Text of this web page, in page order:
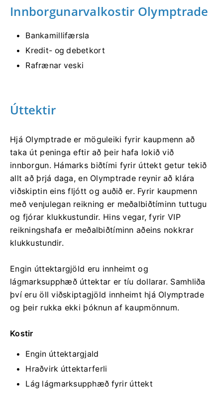
Innborgunarvalkostir Olymptrade
Bankamillifærsla
Kredit- og debetkort
Rafrænar veski
Úttektir
Hjá Olymptrade er möguleiki fyrir kaupmenn að
taka út peninga eftir að þeir hafa lokið við
innborgun. Hámarks biðtími fyrir úttekt getur tekið
allt að þrjá daga, en Olymptrade reynir að klára
viðskiptin eins fljótt og auðið er. Fyrir kaupmenn
með venjulegan reikning er meðalbiðtíminn tuttugu
og fjórar klukkustundir. Hins vegar, fyrir VIP
reikningshafa er meðalbiðtíminn aðeins nokkrar
klukkustundir.
Engin úttektargjöld eru innheimt og
lágmarksupphæð úttektar er tíu dollarar. Samhliða
því eru öll viðskiptagjöld innheimt hjá Olymptrade
og þeir rukka ekki þóknun af kaupmönnum.
Kostir
Engin úttektargjald
Hraðvirk úttektarferli
Lág lágmarksupphæð fyrir úttekt